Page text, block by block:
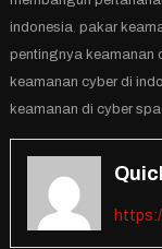
indonesia, pakar
pentingnya keamanan
keamanan cyber di
keamanan di cyber